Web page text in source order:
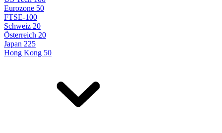
Eurozone 50
FTSE-100
Schweiz 20
Österreich 20
Japan 225
Hong Kong 50